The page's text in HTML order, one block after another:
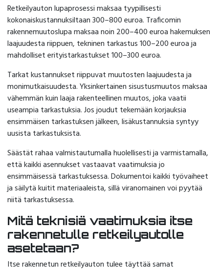
Retkeilyauton lupaprosessi maksaa tyypillisesti
kokonaiskustannuksiltaan 300–800 euroa. Traficomin
rakennemuutoslupa maksaa noin 200–400 euroa hakemuksen
laajuudesta riippuen, tekninen tarkastus 100–200 euroa ja
mahdolliset erityistarkastukset 100–300 euroa.
Tarkat kustannukset riippuvat muutosten laajuudesta ja
monimutkaisuudesta. Yksinkertainen sisustusmuutos maksaa
vähemmän kuin laaja rakenteellinen muutos, joka vaatii
useampia tarkastuksia. Jos joudut tekemään korjauksia
ensimmäisen tarkastuksen jälkeen, lisäkustannuksia syntyy
uusista tarkastuksista.
Säästät rahaa valmistautumalla huolellisesti ja varmistamalla,
että kaikki asennukset vastaavat vaatimuksia jo
ensimmäisessä tarkastuksessa. Dokumentoi kaikki työvaiheet
ja säilytä kuitit materiaaleista, sillä viranomainen voi pyytää
niitä tarkastuksessa.
Mitä teknisiä vaatimuksia itse
rakennetulle retkeilyautolle
asetetaan?
Itse rakennetun retkeilyauton tulee täyttää samat